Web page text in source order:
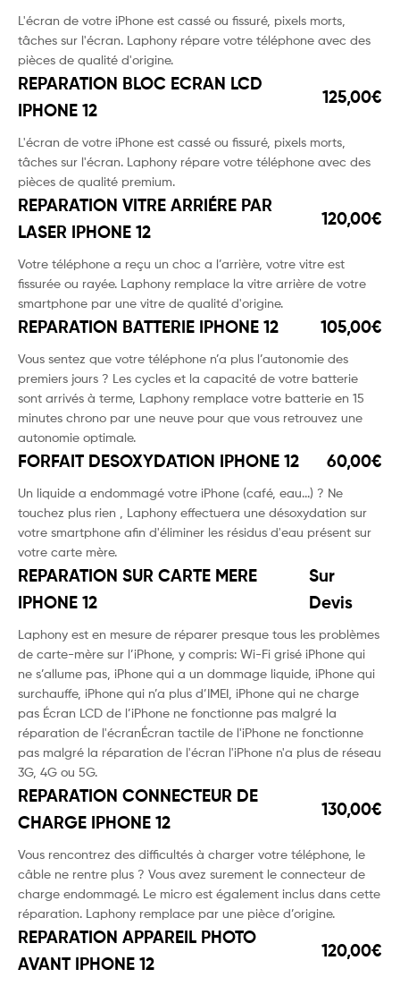
L'écran de votre iPhone est cassé ou fissuré, pixels morts,
tâches sur l'écran. Laphony répare votre téléphone avec des
pièces de qualité d'origine.
REPARATION BLOC ECRAN LCD
IPHONE 12
125,00€
L'écran de votre iPhone est cassé ou fissuré, pixels morts,
tâches sur l'écran. Laphony répare votre téléphone avec des
pièces de qualité premium.
REPARATION VITRE ARRIÉRE PAR
LASER IPHONE 12
120,00€
Votre téléphone a reçu un choc a l’arrière, votre vitre est
fissurée ou rayée. Laphony remplace la vitre arrière de votre
smartphone par une vitre de qualité d'origine.
REPARATION BATTERIE IPHONE 12 105,00€
Vous sentez que votre téléphone n’a plus l’autonomie des
premiers jours ? Les cycles et la capacité de votre batterie
sont arrivés à terme, Laphony remplace votre batterie en 15
minutes chrono par une neuve pour que vous retrouvez une
autonomie optimale.
FORFAIT DESOXYDATION IPHONE 12 60,00€
Un liquide a endommagé votre iPhone (café, eau...) ? Ne
touchez plus rien , Laphony effectuera une désoxydation sur
votre smartphone afin d'éliminer les résidus d'eau présent sur
votre carte mère.
REPARATION SUR CARTE MERE
IPHONE 12
Sur
Devis
Laphony est en mesure de réparer presque tous les problèmes
de carte-mère sur l’iPhone, y compris: Wi-Fi grisé iPhone qui
ne s’allume pas, iPhone qui a un dommage liquide, iPhone qui
surchauffe, iPhone qui n’a plus d’IMEI, iPhone qui ne charge
pas Écran LCD de l’iPhone ne fonctionne pas malgré la
réparation de l'écranÉcran tactile de l'iPhone ne fonctionne
pas malgré la réparation de l'écran l'iPhone n'a plus de réseau
3G, 4G ou 5G.
REPARATION CONNECTEUR DE
CHARGE IPHONE 12
130,00€
Vous rencontrez des difficultés à charger votre téléphone, le
câble ne rentre plus ? Vous avez surement le connecteur de
charge endommagé. Le micro est également inclus dans cette
réparation. Laphony remplace par une pièce d’origine.
REPARATION APPAREIL PHOTO
AVANT IPHONE 12
120,00€